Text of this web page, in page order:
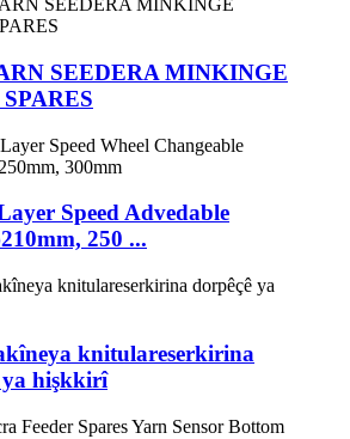
SEEDERA MINKINGE
Speed ​​Advedable
250 ...
knitulareserkirina
ya hişkkirî